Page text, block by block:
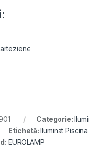
Categorie:
Etichetă:Iluminat Piscina
EUROLAMP